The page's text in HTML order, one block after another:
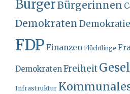
BürgerBürgerinnen
Demokraten Demokratie
FDP Finanzen Flüchtlinge
Demokraten Freiheit
Infrastruktur